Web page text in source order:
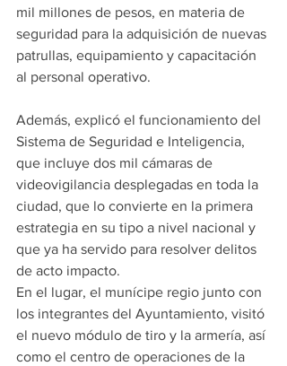
mil millones de pesos, en materia de
seguridad para la adquisición de nuevas
patrullas, equipamiento y capacitación
al personal operativo.
Además, explicó el funcionamiento del
Sistema de Seguridad e Inteligencia,
que incluye dos mil cámaras de
videovigilancia desplegadas en toda la
ciudad, que lo convierte en la primera
estrategia en su tipo a nivel nacional y
que ya ha servido para resolver delitos
de acto impacto.
En el lugar, el munícipe regio junto con
los integrantes del Ayuntamiento, visitó
el nuevo módulo de tiro y la armería, así
como el centro de operaciones de la